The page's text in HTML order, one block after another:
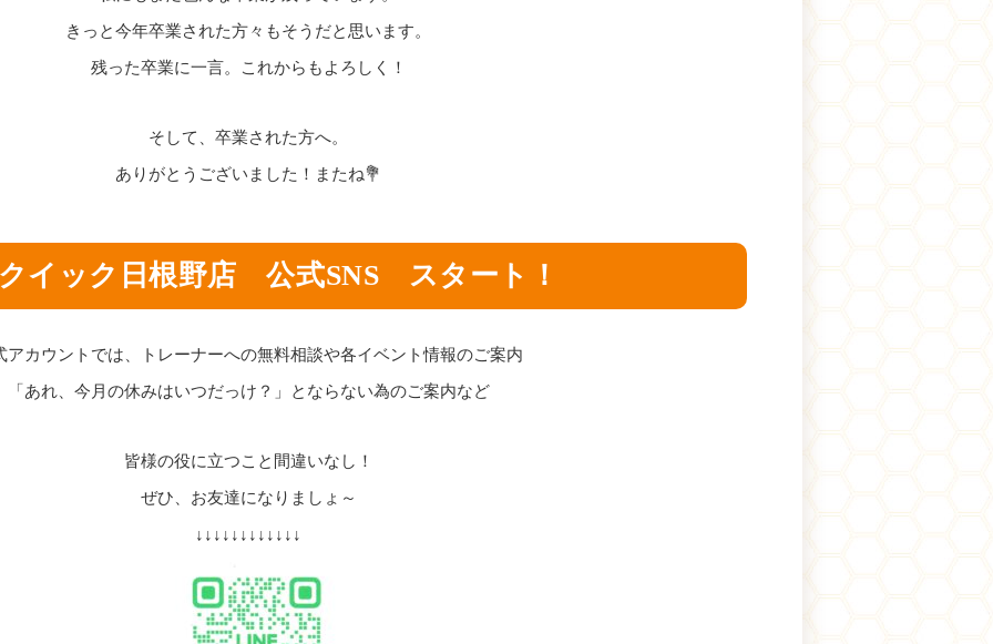
きっと今年卒業された方々もそうだと思います。
残った卒業に一言。これからもよろしく！
そして、卒業された方へ。
ありがとうございました！またね💐
イック日根野店 公式SNS スタート！
アカウントでは、トレーナーへの無料相談や各イベント情報のご案内
「あれ、今月の休みはいつだっけ？」とならない為のご案内など
皆様の役に立つこと間違いなし！
ぜひ、お友達になりましょ～
↓↓↓↓↓↓↓↓↓↓↓↓